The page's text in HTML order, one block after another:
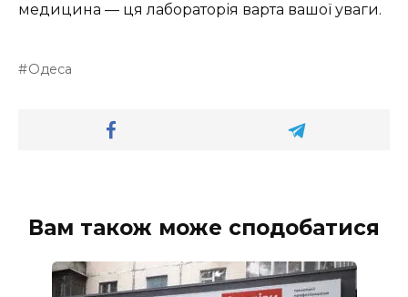
медицина — ця лабораторія варта вашої уваги.
Одеса
Вам також може сподобатися